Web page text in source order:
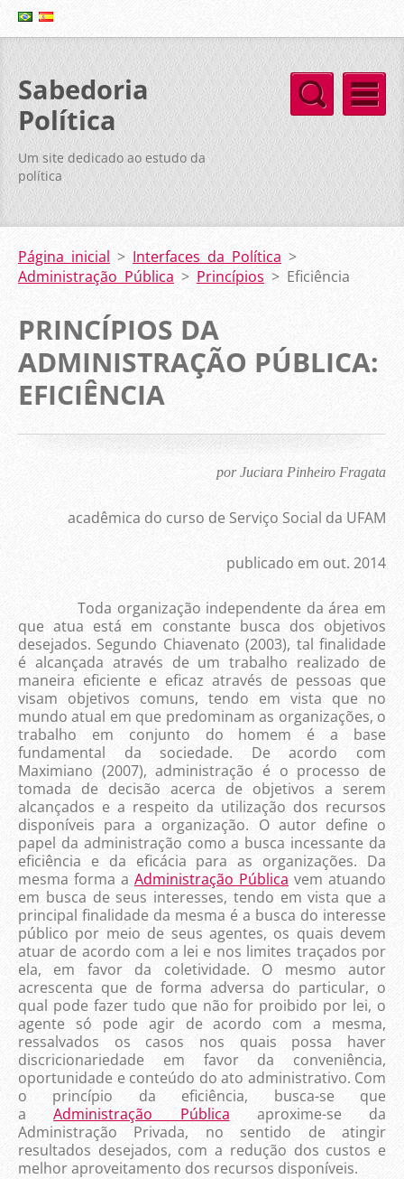
Sabedoria
Política
Um site dedicado ao estudo da
política
Página inicial > Interfaces da Política >
Administração Pública > Princípios > Eficiência
PRINCÍPIOS DA
ADMINISTRAÇÃO PÚBLICA:
EFICIÊNCIA
por Juciara Pinheiro Fragata
acadêmica do curso de Serviço Social da UFAM
publicado em out. 2014
Toda organização independente da área em
que atua está em constante busca dos objetivos
desejados. Segundo Chiavenato (2003), tal finalidade
é alcançada através de um trabalho realizado de
maneira eficiente e eficaz através de pessoas que
visam objetivos comuns, tendo em vista que no
mundo atual em que predominam as organizações, o
trabalho em conjunto do homem é a base
fundamental da sociedade. De acordo com
Maximiano (2007), administração é o processo de
tomada de decisão acerca de objetivos a serem
alcançados e a respeito da utilização dos recursos
disponíveis para a organização. O autor define o
papel da administração como a busca incessante da
eficiência e da eficácia para as organizações. Da
mesma forma a Administração Pública vem atuando
em busca de seus interesses, tendo em vista que a
principal finalidade da mesma é a busca do interesse
público por meio de seus agentes, os quais devem
atuar de acordo com a lei e nos limites traçados por
ela, em favor da coletividade. O mesmo autor
acrescenta que de forma adversa do particular, o
qual pode fazer tudo que não for proibido por lei, o
agente só pode agir de acordo com a mesma,
ressalvados os casos nos quais possa haver
discricionariedade em favor da conveniência,
oportunidade e conteúdo do ato administrativo. Com
o princípio da eficiência, busca-se que
aAdministração Pública aproxime-se da
Administração Privada, no sentido de atingir
resultados desejados, com a redução dos custos e
melhor aproveitamento dos recursos disponíveis.